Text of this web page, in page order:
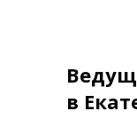
в